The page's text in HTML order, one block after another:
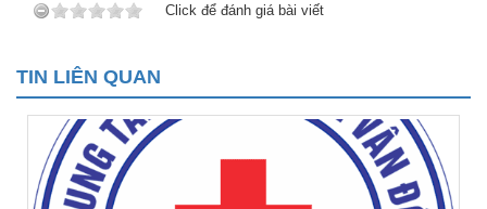
Click để đánh giá bài viết
TIN LIÊN QUAN